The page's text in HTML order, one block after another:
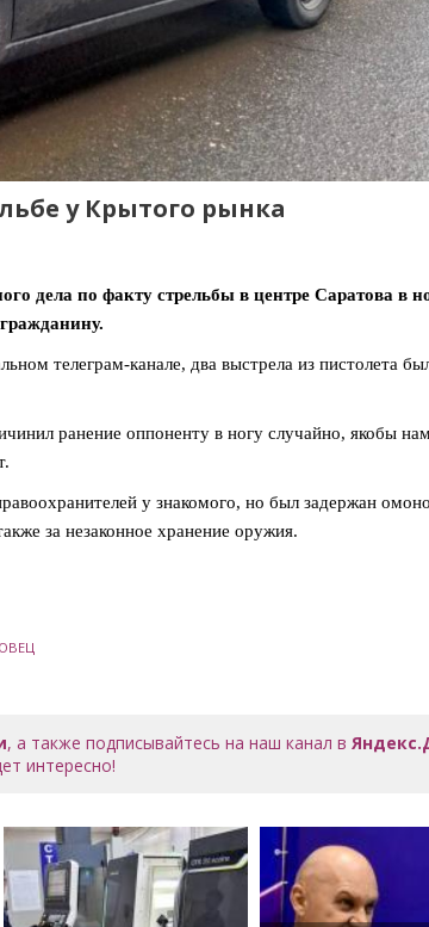
у Крытого рынка
дела по факту стрельбы в центре Саратова в
телеграм-канале, два выстрела из пистолета
ранение оппоненту в ногу случайно, якобы
у знакомого, но был задержан
за незаконное хранение оружия.
, а также подписывайтесь на наш канал в
интересно!